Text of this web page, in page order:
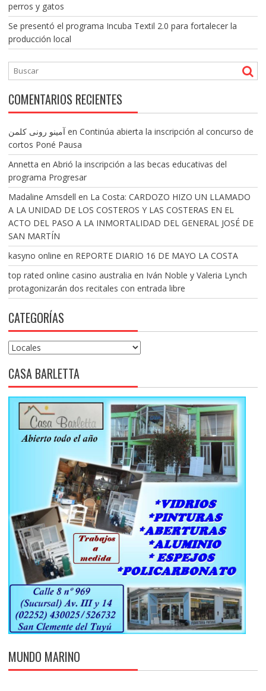
perros y gatos
Se presentó el programa Incuba Textil 2.0 para fortalecer la
producción local
COMENTARIOS RECIENTES
آمینو رونی کلمنen Continúa abierta la inscripción al concurso de
cortos Poné Pausa
Annetta en Abrió la inscripción a las becas educativas del
programa Progresar
Madaline Amsdell en La Costa: CARDOZO HIZO UN LLAMADO
A LA UNIDAD DE LOS COSTEROS Y LAS COSTERAS EN EL
ACTO DEL PASO A LA INMORTALIDAD DEL GENERAL JOSÉ DE
SAN MARTÍN
kasyno online en REPORTE DIARIO 16 DE MAYO LA COSTA
top rated online casino australia en Iván Noble y Valeria Lynch
protagonizarán dos recitales con entrada libre
CATEGORÍAS
Categorías
CASA BARLETTA
MUNDO MARINO